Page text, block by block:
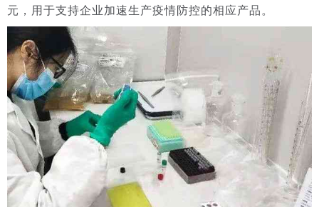
元，用于支持企业加速生产疫情防控的相应产品。